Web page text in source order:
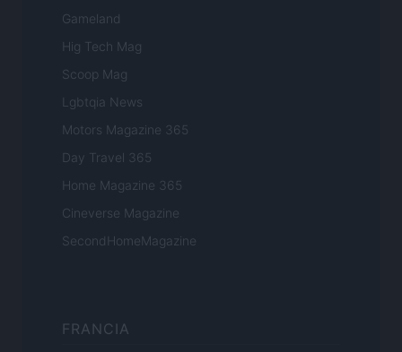
Gameland
Hig Tech Mag
Scoop Mag
Lgbtqia News
Motors Magazine 365
Day Travel 365
Home Magazine 365
Cineverse Magazine
SecondHomeMagazine
FRANCIA